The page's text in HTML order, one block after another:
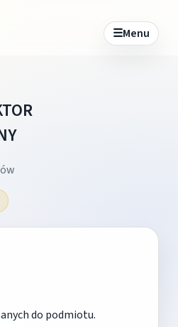
☰Menu
do podmiotu.